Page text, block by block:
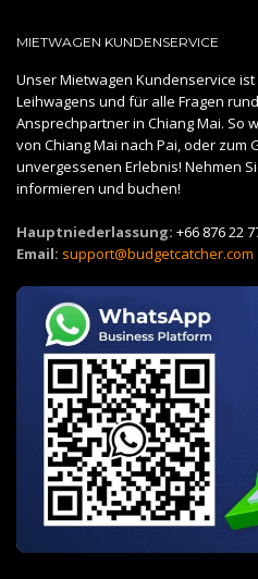
MIETWAGEN KUNDENSERVICE
Unser Mietwagen Kundenservice
Leihwagens und für alle Fragen
Ansprechpartner in Chiang Mai. So
von Chiang Mai nach Pai, oder zum
unvergessenen Erlebnis! Nehmen
informieren und buchen!
Hauptniederlassung: +66 876 22
Email: support@budgetcatcher.com